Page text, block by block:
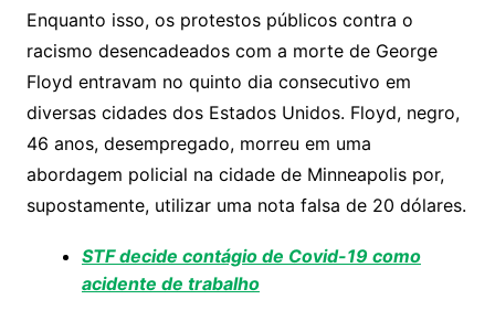
Enquanto isso, os protestos públicos contra o
racismo desencadeados com a morte de George
Floyd entravam no quinto dia consecutivo em
diversas cidades dos Estados Unidos. Floyd, negro,
46 anos, desempregado, morreu em uma
abordagem policial na cidade de Minneapolis por,
supostamente, utilizar uma nota falsa de 20 dólares.
STF decide contágio de Covid-19 como
acidente de trabalho